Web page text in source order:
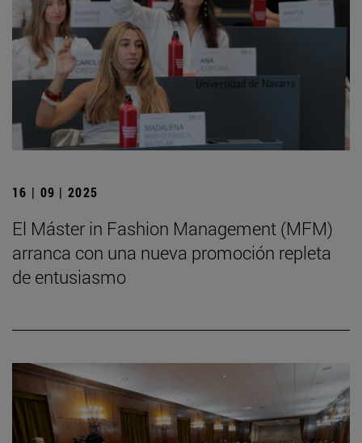
16 | 09 | 2025
El Máster in Fashion Management (MFM)
arranca con una nueva promoción repleta
de entusiasmo